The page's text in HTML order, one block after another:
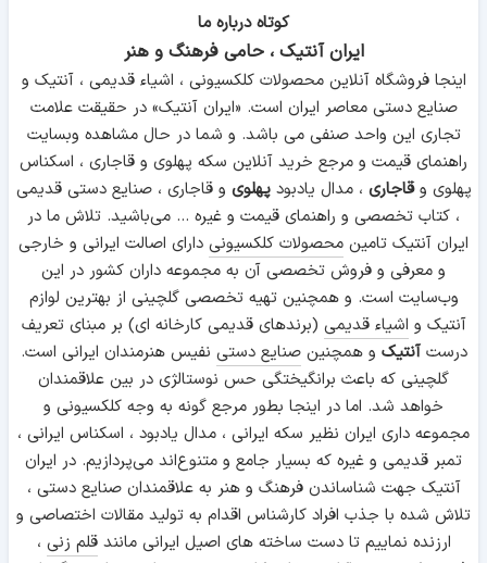
کوتاه درباره ما
ایران آنتیک ، حامی فرهنگ و هنر
اینجا فروشگاه آنلاین محصولات کلکسیونی ، اشیاء قدیمی ، آنتیک و
صنایع دستی معاصر ایران است. «ایران آنتیک» در حقیقت علامت
تجاری این واحد صنفی می باشد. و شما در حال مشاهده وبسایت
راهنمای قیمت و مرجع خرید آنلاین سکه پهلوی و قاجاری ، اسکناس
پهلوی وقاجاری ، مدال یادبودپهلوی و قاجاری ، صنایع دستی قدیمی
، کتاب تخصصی و راهنمای قیمت و غیره ... می‌باشید. تلاش ما در
ایران آنتیک تامین محصولات کلکسیونی دارای اصالت ایرانی و خارجی
و معرفی و فروش تخصصی آن به مجموعه داران کشور در این
وب‌سایت است. و همچنین تهیه تخصصی گلچینی از بهترین لوازم
آنتیک و اشیاء قدیمی (برندهای قدیمی کارخانه ای) بر مبنای تعریف
درستآنتیک و همچنینصنایع دستی نفیس هنرمندان ایرانی است.
گلچینی که باعث برانگیختگی حس نوستالژی در بین علاقمندان
خواهد شد. اما در اینجا بطور مرجع گونه به وجه کلکسیونی و
مجموعه داری ایران نظیر سکه ایرانی ، مدال یادبود ، اسکناس ایرانی ،
تمبر قدیمی و غیره که بسیار جامع و متنوع‌اند می‌پردازیم. در ایران
آنتیک جهت شناساندن فرهنگ و هنر به علاقمندان صنایع دستی ،
تلاش شده با جذب افراد کارشناس اقدام به تولید مقالات اختصاصی و
ارزنده نماییم تا دست ساخته های اصیل ایرانی مانندقلم زنی ،